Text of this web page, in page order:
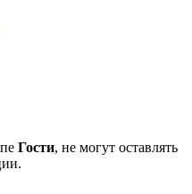
Гости, не могут оставлять